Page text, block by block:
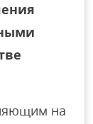
на